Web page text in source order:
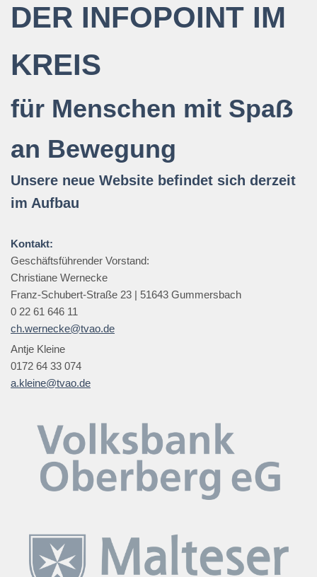
DER INFOPOINT IM
KREIS
für Menschen mit Spaẞ
an Bewegung
Unsere neue Website befindet sich derzeit
im Aufbau
Kontakt:
Geschäftsführender Vorstand:
Christiane Wernecke
Franz-Schubert-Straße 23 | 51643 Gummersbach
0 22 61 646 11
ch.wernecke@tvao.de
Antje Kleine
0172 64 33 074
a.kleine@tvao.de